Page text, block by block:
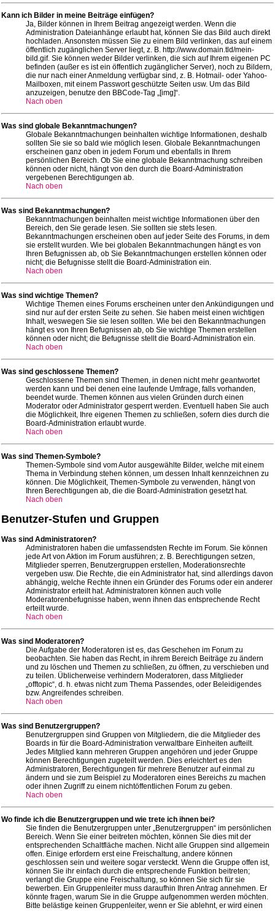
Kann ich Bilder in meine Beiträge einfügen?
Ja, Bilder können in Ihrem Beitrag angezeigt werden. Wenn die
Administration Dateianhänge erlaubt hat, können Sie das Bild auch direkt
hochladen. Ansonsten müssen Sie zu einem Bild verlinken, das auf einem
öffentlich zugänglichen Server liegt, z. B. http://www.domain.tld/mein-
bild.gif. Sie können weder Bilder verlinken, die sich auf Ihrem eigenen PC
befinden (außer es ist ein öffentlich zugänglicher Server), noch zu Bildern,
die nur nach einer Anmeldung verfügbar sind, z. B. Hotmail- oder Yahoo-
Mailboxen, mit einem Passwort geschützte Seiten usw. Um das Bild
anzuzeigen, benutze den BBCode-Tag „[img]“.
Nach oben
Was sind globale Bekanntmachungen?
Globale Bekanntmachungen beinhalten wichtige Informationen, deshalb
sollten Sie sie so bald wie möglich lesen. Globale Bekanntmachungen
erscheinen ganz oben in jedem Forum und ebenfalls in Ihrem
persönlichen Bereich. Ob Sie eine globale Bekanntmachung schreiben
können oder nicht, hängt von den durch die Board-Administration
vergebenen Berechtigungen ab.
Nach oben
Was sind Bekanntmachungen?
Bekanntmachungen beinhalten meist wichtige Informationen über den
Bereich, den Sie gerade lesen. Sie sollten sie stets lesen.
Bekanntmachungen erscheinen oben auf jeder Seite des Forums, in dem
sie erstellt wurden. Wie bei globalen Bekanntmachungen hängt es von
Ihren Befugnissen ab, ob Sie Bekanntmachungen erstellen können oder
nicht; die Befugnisse stellt die Board-Administration ein.
Nach oben
Was sind wichtige Themen?
Wichtige Themen eines Forums erscheinen unter den Ankündigungen und
sind nur auf der ersten Seite zu sehen. Sie haben meist einen wichtigen
Inhalt, weswegen Sie sie lesen sollten. Wie bei den Bekanntmachungen
hängt es von Ihren Befugnissen ab, ob Sie wichtige Themen erstellen
können oder nicht; die Befugnisse stellt die Board-Administration ein.
Nach oben
Was sind geschlossene Themen?
Geschlossene Themen sind Themen, in denen nicht mehr geantwortet
werden kann und bei denen eine laufende Umfrage, falls vorhanden,
beendet wurde. Themen können aus vielen Gründen durch einen
Moderator oder Administrator gesperrt werden. Eventuell haben Sie auch
die Möglichkeit, Ihre eigenen Themen zu schließen, sofern dies durch die
Board-Administration erlaubt wurde.
Nach oben
Was sind Themen-Symbole?
Themen-Symbole sind vom Autor ausgewählte Bilder, welche mit einem
Thema in Verbindung stehen können, um dessen Inhalt kennzeichnen zu
können. Die Möglichkeit, Themen-Symbole zu verwenden, hängt von
Ihren Berechtigungen ab, die die Board-Administration gesetzt hat.
Nach oben
Benutzer-Stufen und Gruppen
Was sind Administratoren?
Administratoren haben die umfassendsten Rechte im Forum. Sie können
jede Art von Aktion im Forum ausführen; z. B. Berechtigungen setzen,
Mitglieder sperren, Benutzergruppen erstellen, Moderationsrechte
vergeben usw. Die Rechte, die ein Administrator hat, sind allerdings davon
abhängig, welche Rechte ihnen ein Gründer des Forums oder ein anderer
Administrator erteilt hat. Administratoren können auch volle
Moderatorenbefugnisse haben, wenn ihnen das entsprechende Recht
erteilt wurde.
Nach oben
Was sind Moderatoren?
Die Aufgabe der Moderatoren ist es, das Geschehen im Forum zu
beobachten. Sie haben das Recht, in ihrem Bereich Beiträge zu ändern
und zu löschen und Themen zu schließen, zu öffnen, zu verschieben und
zu teilen. Üblicherweise verhindern Moderatoren, dass Mitglieder
„offtopic“, d. h. etwas nicht zum Thema Passendes, oder Beleidigendes
bzw. Angreifendes schreiben.
Nach oben
Was sind Benutzergruppen?
Benutzergruppen sind Gruppen von Mitgliedern, die die Mitglieder des
Boards in für die Board-Administration verwaltbare Einheiten aufteilt.
Jedes Mitglied kann mehreren Gruppen angehören und jeder Gruppe
können Berechtigungen zugeteilt werden. Dies erleichtert es den
Administratoren, Berechtigungen für mehrere Benutzer auf einmal zu
ändern und sie zum Beispiel zu Moderatoren eines Bereichs zu machen
oder ihnen Zugriff zu einem nichtöffentlichen Forum zu geben.
Nach oben
Wo finde ich die Benutzergruppen und wie trete ich ihnen bei?
Sie finden die Benutzergruppen unter „Benutzergruppen“ im persönlichen
Bereich. Wenn Sie einer beitreten möchten, können Sie dies mit der
entsprechenden Schaltfläche machen. Nicht alle Gruppen sind allgemein
offen. Einige erfordern erst eine Freischaltung, andere können
geschlossen sein und weitere sogar versteckt. Wenn die Gruppe offen ist,
können Sie ihr einfach durch die entsprechende Funktion beitreten;
verlangt die Gruppe eine Freischaltung, so können Sie sich für sie
bewerben. Ein Gruppenleiter muss daraufhin Ihren Antrag annehmen. Er
könnte fragen, warum Sie in die Gruppe aufgenommen werden möchten.
Bitte belästige keinen Gruppenleiter, wenn er Sie ablehnt, er wird einen